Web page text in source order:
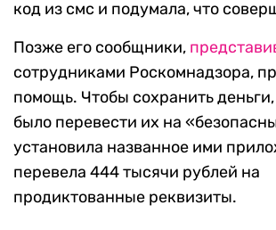
код из смс и подумала, что
Позже его сообщники,
сотрудниками Роскомнадзора,
помощь. Чтобы сохранить
было перевести их на
установила названное ими
перевела 444 тысячи рублей на
продиктованные реквизиты.